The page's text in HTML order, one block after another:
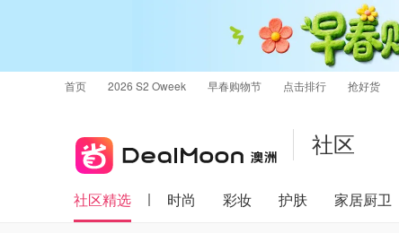
首页 2026 S2 Oweek 早春购物节 点击排行 抢好货
社区
社区精选 时尚 彩妆 护肤 家居厨卫